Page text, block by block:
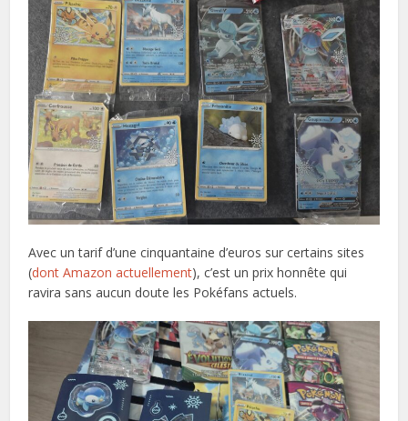
Avec un tarif d’une cinquantaine d’euros sur certains sites
(dont Amazon actuellement), c’est un prix honnête qui
ravira sans aucun doute les Pokéfans actuels.